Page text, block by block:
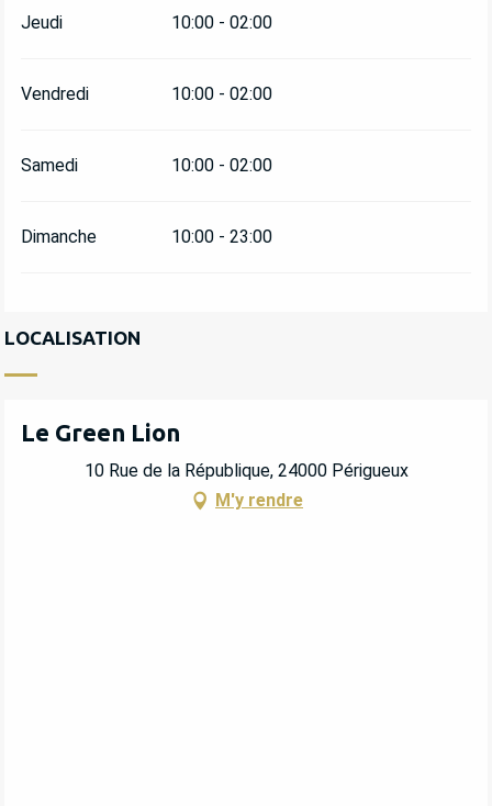
Jeudi 10:00 - 02:00
Vendredi 10:00 - 02:00
Samedi 10:00 - 02:00
Dimanche 10:00 - 23:00
LOCALISATION
Le Green Lion
10 Rue de la République, 24000 Périgueux
M'y rendre